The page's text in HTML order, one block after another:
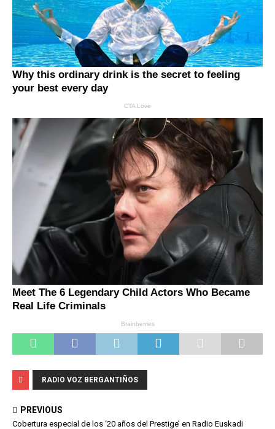
RADIO VOZ BERGANTIÑOS
PREVIOUS
Cobertura especial de los ‘20 años del Prestige’ en Radio Euskadi